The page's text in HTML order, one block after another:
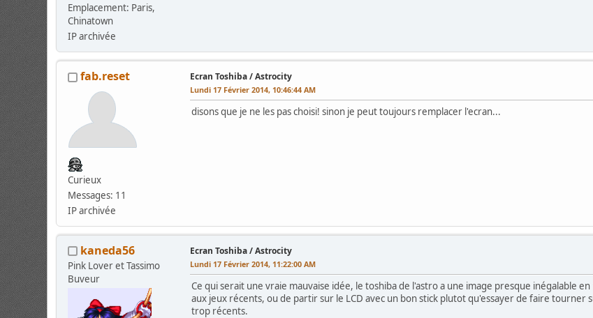
Emplacement: Paris,
Chinatown
IP archivée
fab.reset
Curieux
Messages: 11
IP archivée
Ecran Toshiba / Astrocity
Lundi 17 Février 2014, 10:46:44 AM
disons que je ne les pas choisi! sinon je peut toujours remplacer l'ecran...
kaneda56
Pink Lover et Tassimo
Buveur
Ecran Toshiba / Astrocity
Lundi 17 Février 2014, 11:22:00 AM
Ce qui serait une vraie mauvaise idée, le toshiba de l'astro a une image presque inégalable
aux jeux récents, ou de partir sur le LCD avec un bon stick plutot qu'essayer de faire
trop récents.